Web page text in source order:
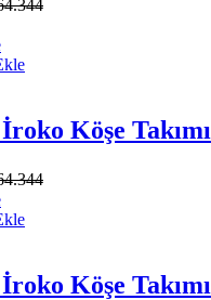
Köşe Takımı
Köşe Takımı